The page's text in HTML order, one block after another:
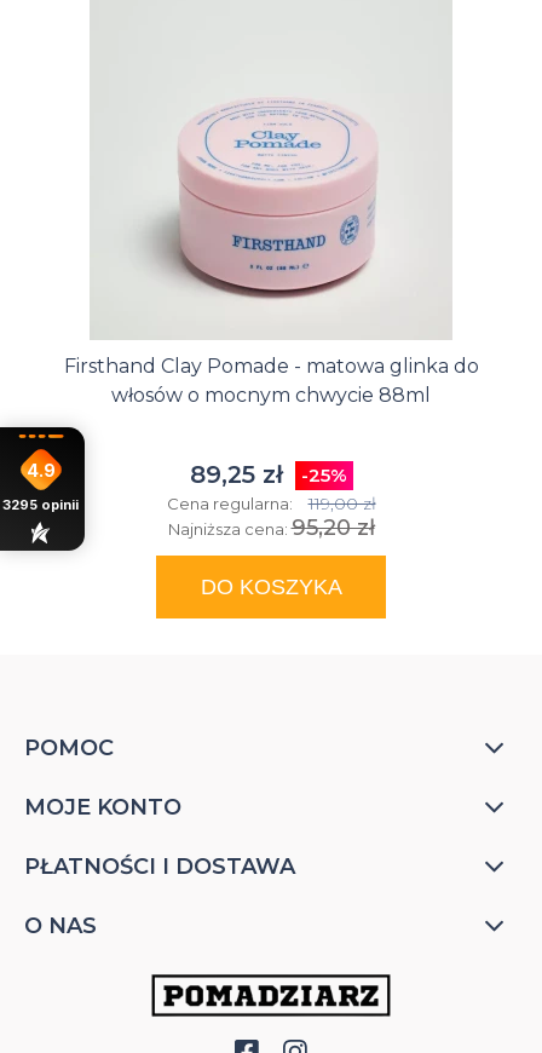
Firsthand Clay Pomade - matowa glinka do
włosów o mocnym chwycie 88ml
89,25 zł -25%
Cena regularna: 119,00 zł
Najniższa cena:95,20 zł
DO KOSZYKA
POMOC
MOJE KONTO
PŁATNOŚCI I DOSTAWA
O NAS
4.9
3295 opinii